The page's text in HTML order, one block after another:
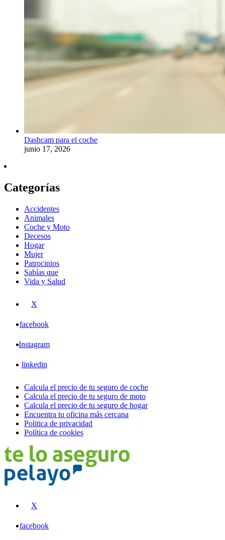
Dashcam para el coche
junio 17, 2026
Categorías
Accidentes
Animales
Coche y Moto
Decesos
Hogar
Mujer
Patrocinios
Sabías que
Vida y Salud
X
facebook
Instagram
linkedin
Calcula el precio de tu seguro de coche
Calcula el precio de tu seguro de moto
Calcula el precio de tu seguro de hogar
Encuentra tu oficina más cercana
Politica de privacidad
Política de cookies
X
facebook